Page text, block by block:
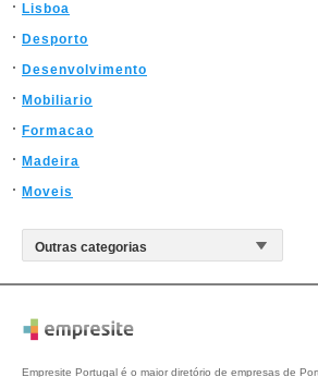
Lisboa
Desporto
Desenvolvimento
Mobiliario
Formacao
Madeira
Moveis
Empresite Portugal é o maior diretório de empresas de